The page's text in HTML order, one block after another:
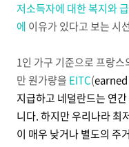
저소득자에 대한 복지와
에 이유가 있다고 보는 시
1인 가구 기준으로 프랑
만 원가량을 EITC(earned
지급하고 네덜란드는 연
니다. 하지만 우리나라 최
이 매우 낮거나 별도의 주